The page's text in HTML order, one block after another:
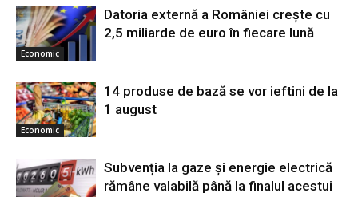
Economic
Datoria externă a României crește cu
2,5 miliarde de euro în fiecare lună
Economic
14 produse de bază se vor ieftini de la
1 august
Subvenția la gaze și energie electrică
rămâne valabilă până la finalul acestui